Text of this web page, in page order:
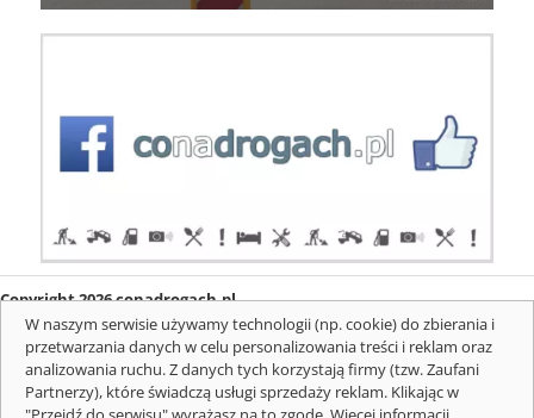
Copyright 2026 conadrogach.pl
O firmie
Redakcja Regulamin
Informacje o cookies
Mapa serwisu
Komunikaty
W naszym serwisie używamy technologii (np. cookie) do zbierania i
przetwarzania danych w celu personalizowania treści i reklam oraz
analizowania ruchu. Z danych tych korzystają firmy (tzw. Zaufani
Partnerzy), które świadczą usługi sprzedaży reklam. Klikając w